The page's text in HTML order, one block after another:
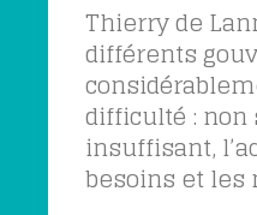
Thierry de
différents
difficulté : non
insuffisant,
besoins et les